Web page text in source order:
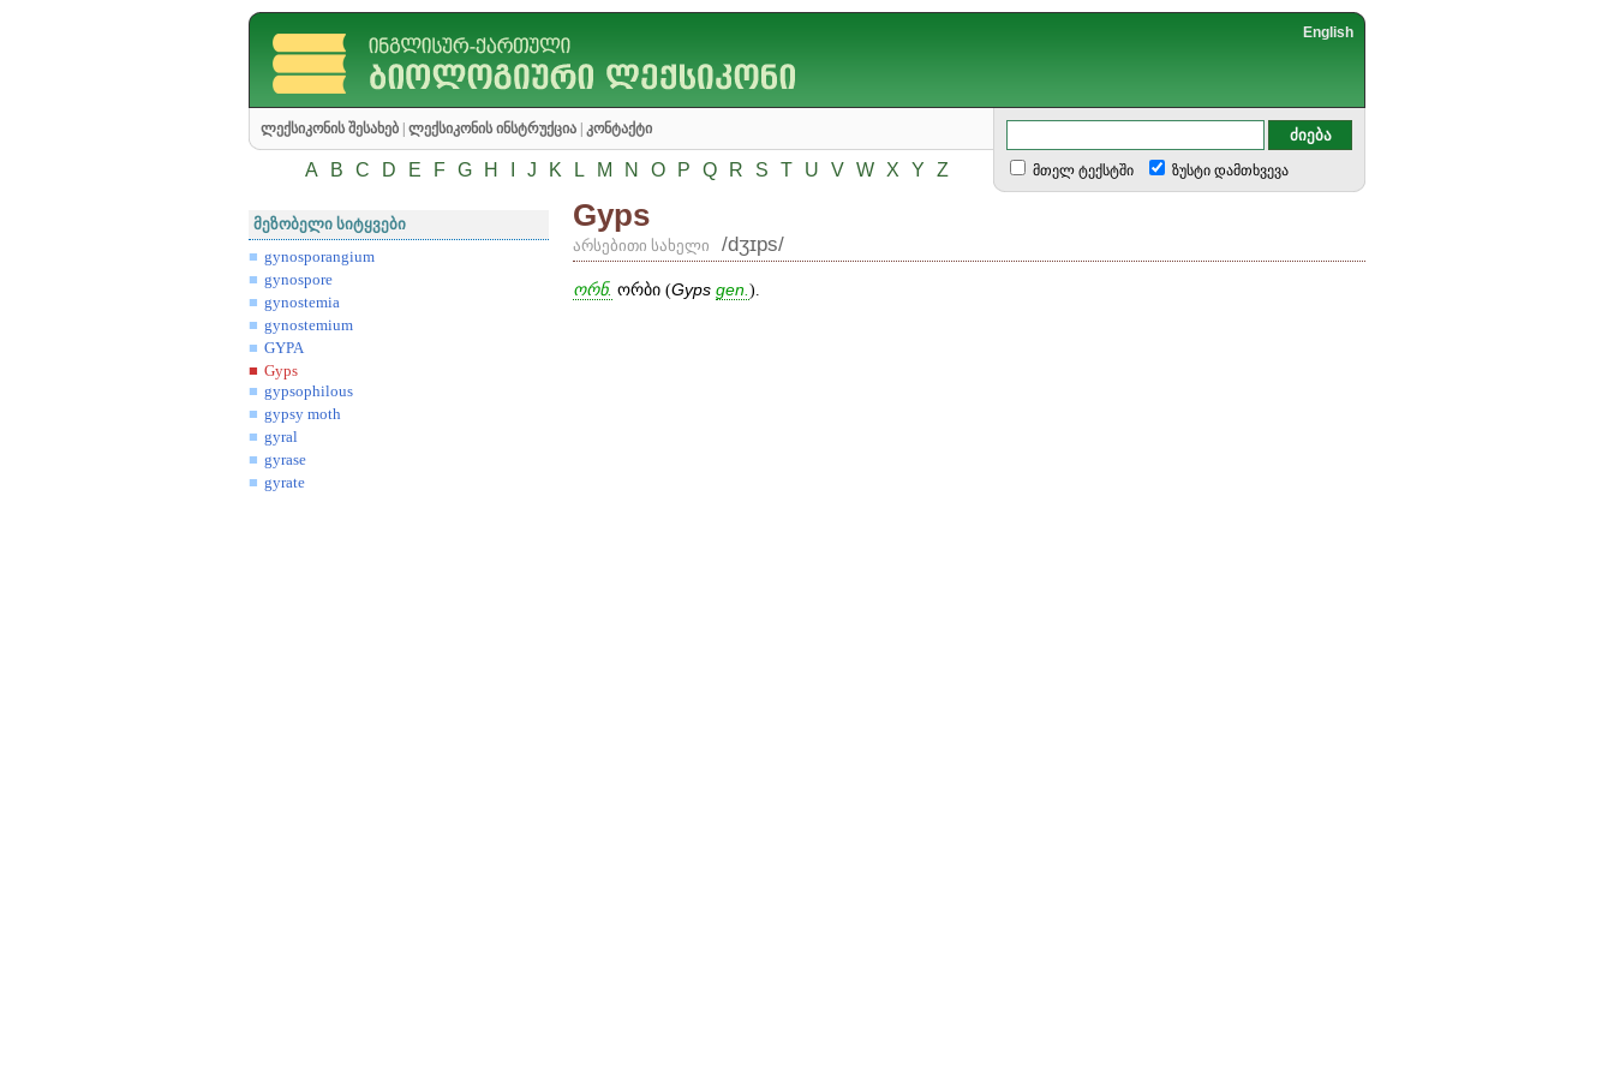
English
ლექსიკონის შესახებ ლექსიკონის ინსტრუქცია კონტაქტი
A B C D E F G H J K L M N O P Q R S T U V W X Y Z მთელ ტექსტში ზუსტი დამთხვევა
მეზობელი სიტყვები
gynosporangium
gynospore
gynostemia
gynostemium
GYPA
Gyps
gypsophilous
gypsy moth
gyral
gyrase
gyrate
Gyps
არსებითი სახელი /dʒɪps/
ორნ. ორბი (Gyps gen ).